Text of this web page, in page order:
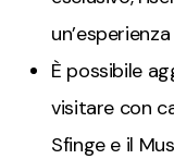
È possibile
visitare con
Sfinge e il